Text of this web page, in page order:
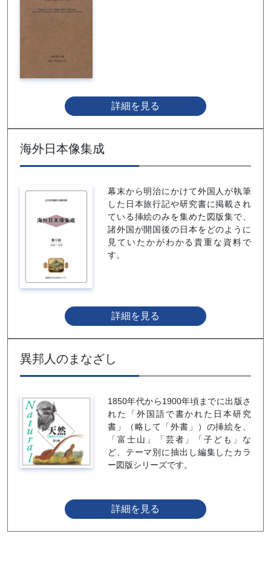
詳細を見る
海外日本像集成
幕末から明治にかけて外国人が執筆
した日本旅行記や研究書に掲載され
ている挿絵のみを集めた図版集で、
諸外国が開国後の日本をどのように
見ていたかがわかる貴重な資料で
す。
詳細を見る
異邦人のまなざし
1850年代から1900年頃までに出版さ
れた「外国語で書かれた日本研究
書」（略して「外書」）の挿絵を、
「富士山」「芸者」「子ども」な
ど、テーマ別に抽出し編集したカラ
ー図版シリーズです。
詳細を見る